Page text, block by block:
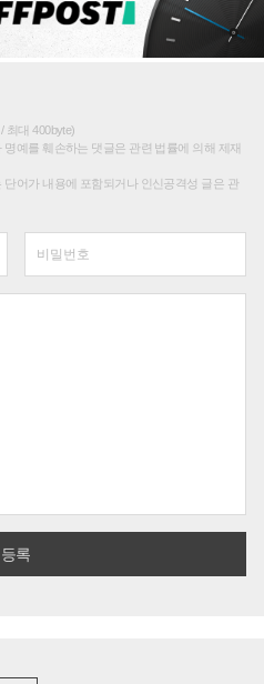
최대 400byte)
예를 훼손하는 댓글은 관련 법률에 의해 제재
어가 내용에 포함되거나 인신공격성 글은 관